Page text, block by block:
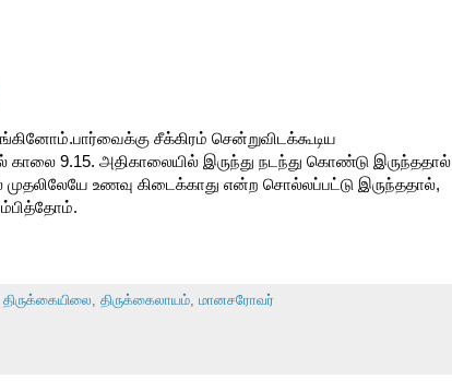
சீக்கிரம் சென்றுவிடக்கூடிய
9.15. அதிகாலையில் இருந்து நடந்து கொண்டு இருந்ததால்
உணவு கிடைக்காது என்ற சொல்லப்பட்டு இருந்ததால்,
திருக்கையிலை, திருக்கைலாயம், மானசரோவர்